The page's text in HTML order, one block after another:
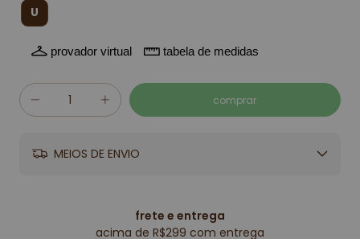
U
provador virtual tabela de medidas
MEIOS DE ENVIO
frete e entrega
acima de R$299 com entrega